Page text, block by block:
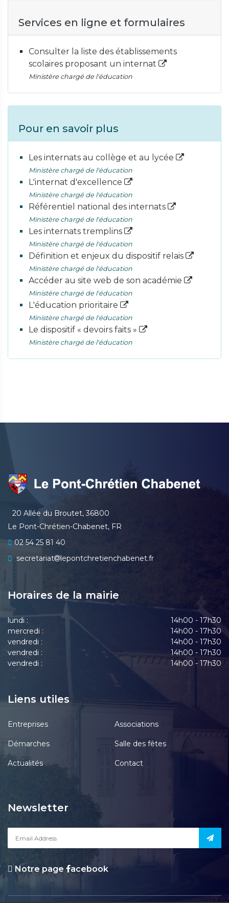
Services en ligne et formulaires
Consulter la liste des établissements
scolaires proposant un internat
Ministère chargé de l'éducation
Pour en savoir plus
Les internats au collège et au lycée
Ministère chargé de l'éducation
L'internat d'excellence
Ministère chargé de l'éducation
Référentiel national des internats
Ministère chargé de l'éducation
Les internats tremplins
Ministère chargé de l'éducation
Définition et enjeux du dispositif relais
Ministère chargé de l'éducation
Accéder au site web de son académie
Ministère chargé de l'éducation
L'éducation prioritaire
Ministère chargé de l'éducation
Le dispositif « devoirs faits »
Ministère chargé de l'éducation
20 Allée du Broutet, 36800
Le Pont-Chrétien-Chabenet, FR
02 54 25 81 40
secretariat
lepontchretienchabenet.fr
Horaires de la mairie
lundi :
14h00 - 17h30
mercredi :
14h00 - 17h30
vendredi :
14h00 - 17h30
vendredi :
14h00 - 17h30
vendredi :
14h00 - 17h30
Liens utiles
Entreprises Associations
Démarches Salle des fêtes
Actualités Contact
Newsletter
Notre page acebook